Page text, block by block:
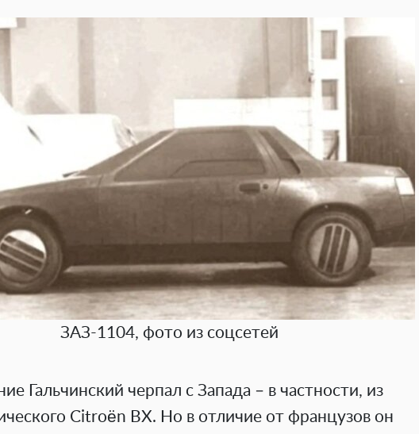
ЗАЗ-1104, фото из соцсетей
Гальчинский черпал с Запада – в частности, из
Citroën BX. Но в отличие от французов он